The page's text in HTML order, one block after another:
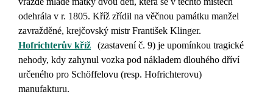
odehrála v r. 1805. Kříž zřídil na věčnou památku manžel
zavražděné, krejčovský mistr František Klinger.
Hofrichterův kříž
(zastavení č. 9) je upomínkou tragické
nehody, kdy zahynul vozka pod nákladem dlouhého dříví
určeného pro Schöffelovu (resp. Hofrichterovu)
manufakturu.